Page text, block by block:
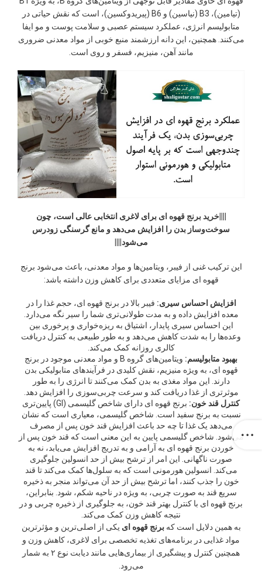
(تیامین)، B3 (نیاسین) و B6 (پیریدوکسین)، است که نقش حیاتی در
متابولیسم انرژی، عملکرد سیستم عصبی و سلامت پوست و مو ایفا
می‌کنند. همچنین، این دانه ارزشمند منبع خوبی از مواد معدنی ضروری
مانند آهن، منیزیم، فسفر و روی است.
||||خرید برنج قهوه ای برای لاغری انتخابی عالی است، چون
سوخت‌وساز بدن را افزایش می‌دهد و مانع گرسنگی زودرس
می‌شود||||
این ترکیب غنی از فیبر، ویتامین‌ها و مواد معدنی، باعث می‌شود برنج
قهوه ای مزایای متعددی برای کاهش وزن داشته باشد:
افزایش احساس سیری: فیبر بالا در برنج قهوه ای، حجم غذا را در
معده افزایش داده و به مدت طولانی‌تری شما را سیر نگه می‌دارد.
این احساس سیری پایدار، اشتیاق به ریزه‌خواری و پرخوری بین
وعده‌ها را به شدت کاهش می‌دهد و به طور طبیعی به کنترل دریافت
کالری روزانه کمک می‌کند.
بهبود متابولیسم:
ویتامین‌های گروه B و مواد معدنی موجود در برنج
قهوه ای، به ویژه منیزیم، نقش کلیدی در فرآیندهای متابولیکی بدن
دارند. این مواد مغذی به بدن کمک می‌کنند تا انرژی را به طور
موثرتری از غذا دریافت کند و سرعت چربی‌سوزی را افزایش دهد.
کنترل قند خون:
برنج قهوه ای دارای شاخص گلیسمی (GI) پایین‌تری
نسبت به برنج سفید است. شاخص گلیسمی، معیاری است که نشان
می‌دهد یک غذا تا چه حد باعث افزایش قند خون پس از مصرف
می‌شود. شاخص گلیسمی پایین به این معنی است که قند خون پس از
خوردن برنج قهوه ای به آرامی و به تدریج افزایش می‌یابد، نه به
صورت ناگهانی. این امر از ترشح بیش از حد انسولین جلوگیری
می‌کند. انسولین هورمونی است که به سلول‌ها کمک می‌کند تا قند
خون را جذب کنند، اما ترشح بیش از حد آن می‌تواند منجر به ذخیره
سریع قند به صورت چربی، به ویژه در ناحیه شکم، شود. بنابراین،
برنج قهوه ای با کنترل بهتر قند خون، به جلوگیری از ذخیره چربی و در
نتیجه کاهش وزن کمک می‌کند.
به همین دلایل است کهبرنج قهوه ای یکی از اصلی‌ترین و مؤثرترین
مواد غذایی در برنامه‌های تغذیه تخصصی برای لاغری، کاهش وزن و
همچنین کنترل و پیشگیری از بیماری‌هایی مانند دیابت نوع ۲ به شمار
می‌رود.